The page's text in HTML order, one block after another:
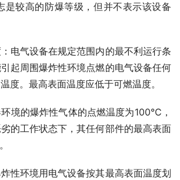
较高的防爆等级，但并不表示该设备
气设备在规定范围内的最不利运行条
起周围爆炸性环境点燃的电气设备任何
度。最高表面温度应低于可燃温度。
的爆炸性气体的点燃温度为100℃，
的工作状态下，其任何部件的最高表面
环境用电气设备按其最高表面温度划